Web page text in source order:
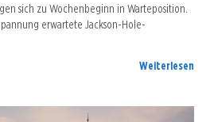
sich zu Wochenbeginn in Warteposition.
erwartete Jackson-Hole-
Weiterlesen